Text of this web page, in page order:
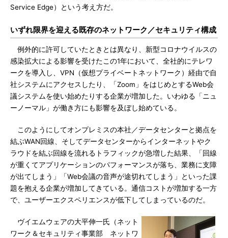
Service Edge）という考え方だ。
いずれ限界を迎える既存のネットワーク／セキュリティ構成
例外的に許可していたときとは異なり、新型コロナウイルスの
感染拡大による影響を受けたこの1年において、全社的にテレワ
ークを導入し、VPN（仮想プライベートネットワーク）経由で自
社システムにアクセスしたり、「Zoom」をはじめとするWeb会
議システムを使い始めたりする企業が増加した。いわゆる「ニュ
ーノーマル」が働き方にも影響を及ぼし始めている。
このようにしてオンプレミスの本社／データセンターと拠点を
結ぶWAN回線、そしてデータセンターからインターネットやク
ラウドを結ぶ回線を流れるトラフィックが急増した結果、「回線
が重くてアプリケーションのパフォーマンスが落ち、業務に支障
が出てしまう」「Web会議の音声が途切れてしまう」といった課
題を抱える企業が増加してきている。通信コストが増加する一方
で、ユーザーエクスペリエンスが低下してしまっているのだ。
ヴイエムウェアの大平伸一氏（ネット
ワーク＆セキュリティ事業部 ネットワ